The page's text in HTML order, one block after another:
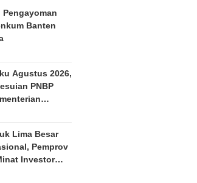
Pengayoman
Banten
Agustus 2026,
PNBP
Lima Besar
Pemprov
Investor